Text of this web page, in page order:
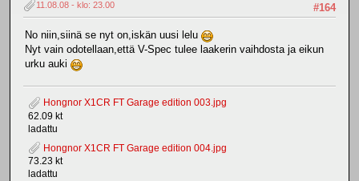
#164
11.08.08 - klo: 23.00
No niin,siinä se nyt on,iskän uusi lelu
Nyt vain odotellaan,että V-Spec tulee laakerin vaihdosta ja eikun
urku auki
Hongnor X1CR FT Garage edition 003.jpg
62.09 kt
ladattu
Hongnor X1CR FT Garage edition 004.jpg
73.23 kt
ladattu